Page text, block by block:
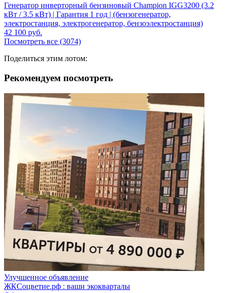
Генератор инверторный бензиновый Champion IGG3200 (3.2
кВт / 3.5 кВт) | Гарантия 1 год | (бензогенератор,
электростанция, электрогенератор, бензоэлектростанция)
42 100 руб.
Посмотреть все (3074)
Поделиться этим лотом:
Рекомендуем посмотреть
Улучшенное объявление
ЖКСоцветие.рф : ваши экокварталы